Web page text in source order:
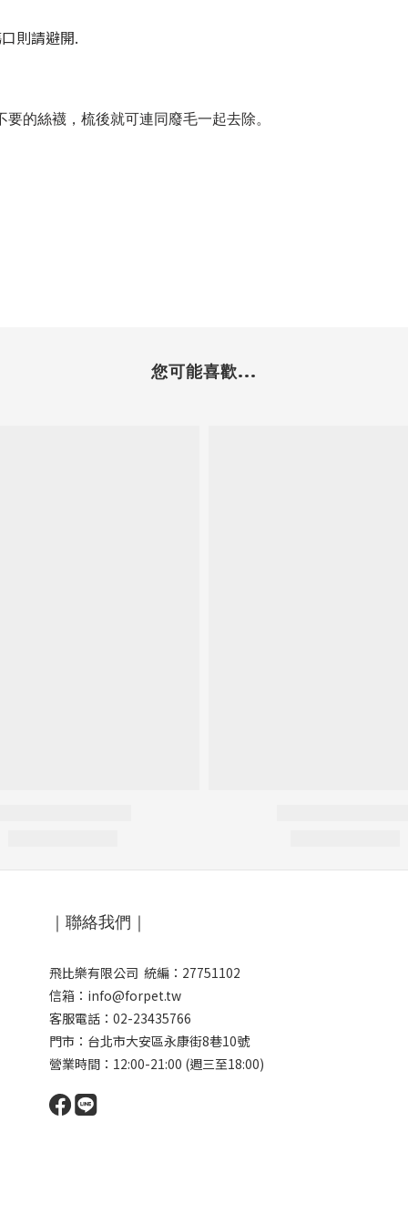
則請避開.
要的絲襪，梳後就可連同廢毛一起去除。
您可能喜歡...
｜聯絡我們｜
飛比樂有限公司 統編：27751102
信箱：info@forpet.tw
客服電話：02-23435766
門市： 台北市大安區永康街8巷10號
營業時間：12:00-21:00 (週三至18:00)